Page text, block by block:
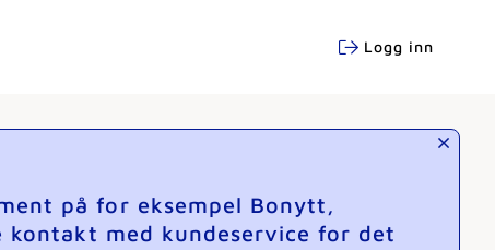
Logg inn
på for eksempel Bonytt,
med kundeservice for det